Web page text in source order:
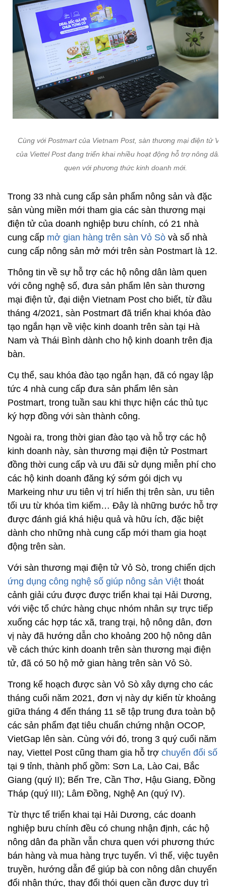
Cùng với Postmart của Vietnam Post, sàn thương mại điện tử Vỏ
của Viettel Post đang triển khai nhiều hoạt động hỗ trợ nông dân
quen với phương thức kinh doanh mới.
Trong 33 nhà cung cấp sản phẩm nông sản và đặc
sản vùng miền mới tham gia các sàn thương mại
điện tử của doanh nghiệp bưu chính, có 21 nhà
cung cấp mở gian hàng trên sàn Vỏ Sò và số nhà
cung cấp nông sản mở mới trên sàn Postmart là 12.
Thông tin về sự hỗ trợ các hộ nông dân làm quen
với công nghệ số, đưa sản phẩm lên sàn thương
mại điện tử, đại diện Vietnam Post cho biết, từ đầu
tháng 4/2021, sàn Postmart đã triển khai khóa đào
tạo ngắn hạn về việc kinh doanh trên sàn tại Hà
Nam và Thái Bình dành cho hộ kinh doanh trên địa
bàn.
Cụ thể, sau khóa đào tạo ngắn hạn, đã có ngay lập
tức 4 nhà cung cấp đưa sản phẩm lên sàn
Postmart, trong tuần sau khi thực hiện các thủ tục
ký hợp đồng với sàn thành công.
Ngoài ra, trong thời gian đào tạo và hỗ trợ các hộ
kinh doanh này, sàn thương mại điện tử Postmart
đồng thời cung cấp và ưu đãi sử dụng miễn phí cho
các hộ kinh doanh đăng ký sớm gói dịch vụ
Markeing như ưu tiên vị trí hiển thị trên sàn, ưu tiên
tối ưu từ khóa tìm kiếm… Đây là những bước hỗ trợ
được đánh giá khá hiệu quả và hữu ích, đặc biệt
dành cho những nhà cung cấp mới tham gia hoạt
động trên sàn.
Với sàn thương mại điện tử Vỏ Sò, trong chiến dịch
ứng dụng công nghệ số giúp nông sản Việt thoát
cảnh giải cứu được được triển khai tại Hải Dương,
với việc tổ chức hàng chục nhóm nhân sự trực tiếp
xuống các hợp tác xã, trang trại, hộ nông dân, đơn
vị này đã hướng dẫn cho khoảng 200 hộ nông dân
về cách thức kinh doanh trên sàn thương mại điện
tử, đã có 50 hộ mở gian hàng trên sàn Vỏ Sò.
Trong kế hoạch được sàn Vỏ Sò xây dựng cho các
tháng cuối năm 2021, đơn vị này dự kiến từ khoảng
giữa tháng 4 đến tháng 11 sẽ tập trung đưa toàn bộ
các sản phẩm đạt tiêu chuẩn chứng nhận OCOP,
VietGap lên sàn. Cùng với đó, trong 3 quý cuối năm
nay, Viettel Post cũng tham gia hỗ trợ chuyển đổi số
tại 9 tỉnh, thành phố gồm: Sơn La, Lào Cai, Bắc
Giang (quý II); Bến Tre, Cần Thơ, Hậu Giang, Đồng
Tháp (quý III); Lâm Đồng, Nghệ An (quý IV).
Từ thực tế triển khai tại Hải Dương, các doanh
nghiệp bưu chính đều có chung nhận định, các hộ
nông dân đa phần vẫn chưa quen với phương thức
bán hàng và mua hàng trực tuyến. Vì thế, việc tuyên
truyền, hướng dẫn để giúp bà con nông dân chuyển
đổi nhận thức, thay đổi thói quen cần được duy trì